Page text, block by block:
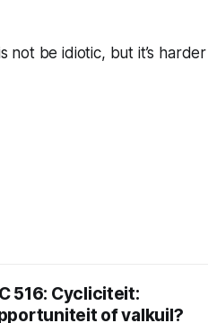
not be idiotic, but it’s
516: Cycliciteit:
of valkuil?